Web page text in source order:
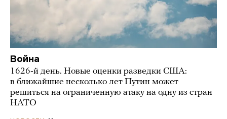
Война
1626-й день. Новые оценки разведки США:
в ближайшие несколько лет Путин может
решиться на ограниченную атаку на одну из стран
НАТО